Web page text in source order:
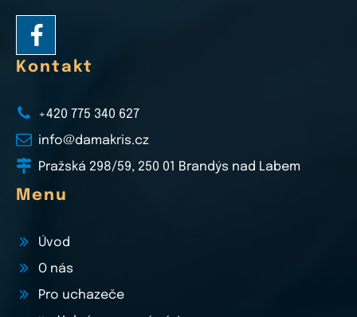
Kontakt
+420 775 340 627
info@damakris.cz
Pražská 298/59, 250 01 Brandýs nad Labem
Menu
Úvod
O nás
Pro uchazeče